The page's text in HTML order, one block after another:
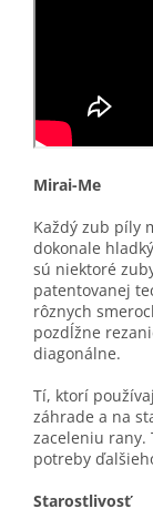
Mirai-Me
Každý zub píly
dokonale
sú niektoré
patentovanej
rôznych
pozdĺžne
diagonálne.
Tí, ktorí
záhrade a na
zaceleniu rany.
potreby
Starostlivosť